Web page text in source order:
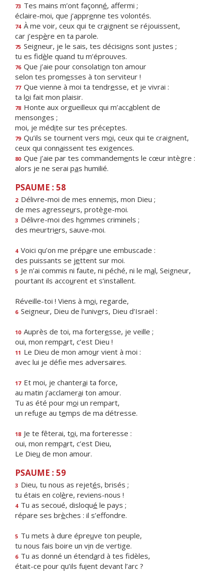
73 Tes mains m’ont façonné, affermi ;
éclaire-moi, que j’apprenne tes volontés.
74 À me voir, ceux qui te craignent se réjouissent,
car j’espère en ta parole.
75 Seigneur, je le sais, tes décisions sont justes ;
tu es fidèle quand tu m’éprouves.
76 Que j’aie pour consolation ton amour
selon tes promesses à ton serviteur !
77 Que vienne à moi ta tendresse, et je vivrai :
ta loi fait mon plaisir.
78 Honte aux orgueilleux qui m’accablent de
mensonges ;
moi, je médite sur tes préceptes.
79 Qu’ils se tournent vers moi, ceux qui te craignent,
ceux qui connaissent tes exigences.
80 Que j’aie par tes commandements le cœur intègre :
alors je ne serai pas humilié.
PSAUME : 58
2 Délivre-moi de mes ennemis, mon Dieu ;
de mes agresseurs, protège-moi.
3 Délivre-moi des hommes criminels ;
des meurtriers, sauve-moi.
4 Voici qu’on me prépare une embuscade :
des puissants se jettent sur moi.
5 Je n’ai commis ni faute, ni péché, ni le mal, Seigneur,
pourtant ils accourent et s’installent.
Réveille-toi ! Viens à moi, regarde,
6 Seigneur, Dieu de l’univers, Dieu d’Israël :
10 Auprès de toi, ma forteresse, je veille ;
oui, mon rempart, c’est Dieu !
11 Le Dieu de mon amour vient à moi :
avec lui je défe mes adversaires.
17 Et moi, je chanterai ta force,
au matin j’acclamerai ton amour.
Tu as été pour moi un rempart,
un refuge au temps de ma détresse.
18 Je te fêterai, toi, ma forteresse :
oui, mon rempart, c’est Dieu,
Le Dieu de mon amour.
PSAUME : 59
3 Dieu, tu nous as rejetés, brisés ;
tu étais en colère, reviens-nous !
4 Tu as secoué, disloqué le pays ;
répare ses brèches : il s’effondre.
5 Tu mets à dure épreuve ton peuple,
tu nous fais boire un vin de vertige.
6 Tu as donné un étendard à tes fidèles,
était-ce pour qu’ils fuient devant l’arc ?